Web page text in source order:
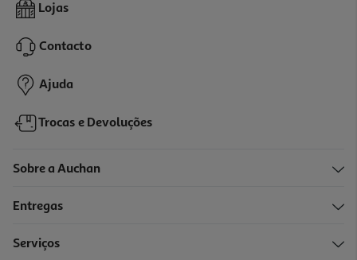
Lojas
Contacto
Ajuda
Trocas e Devoluções
Sobre a Auchan
Entregas
Serviços